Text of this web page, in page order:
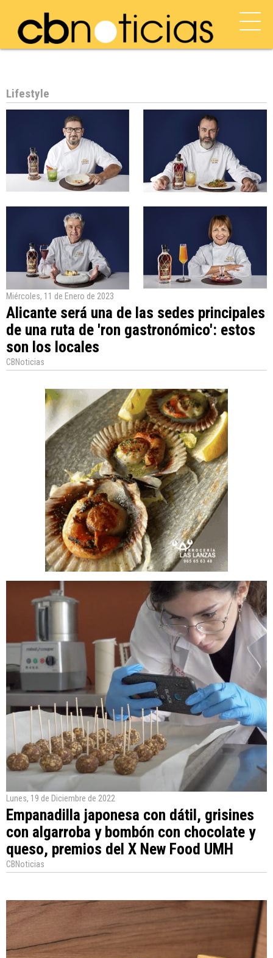
Lifestyle
Miércoles, 11 de Enero de 2023
Alicante será una de las sedes principales
de una ruta de 'ron gastronómico': estos
son los locales
CBNoticias
Lunes, 19 de Diciembre de 2022
Empanadilla japonesa con dátil, grisines
con algarroba y bombón con chocolate y
queso, premios del X New Food UMH
CBNoticias